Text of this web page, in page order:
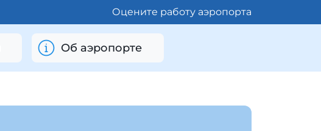
Оцените работу аэропорта
Об аэропорте